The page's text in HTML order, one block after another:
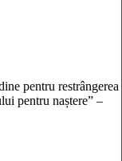
pentru restrângerea
pentru naștere” –